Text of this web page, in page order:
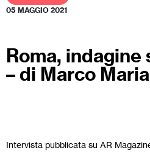
05 MAGGIO 2021
Roma,
– di Marco
Intervista pubblicata su AR